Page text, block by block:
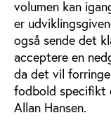
volumen kan
er
også sende det
acceptere en
da det vil
fodbold specifikt
Allan Hansen.